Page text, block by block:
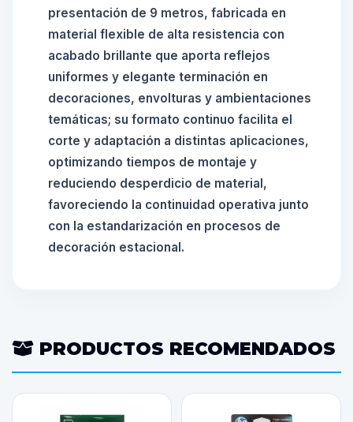
presentación de 9 metros, fabricada en
material flexible de alta resistencia con
acabado brillante que aporta reflejos
uniformes y elegante terminación en
decoraciones, envolturas y ambientaciones
temáticas; su formato continuo facilita el
corte y adaptación a distintas aplicaciones,
optimizando tiempos de montaje y
reduciendo desperdicio de material,
favoreciendo la continuidad operativa junto
con la estandarización en procesos de
decoración estacional.
PRODUCTOS RECOMENDADOS